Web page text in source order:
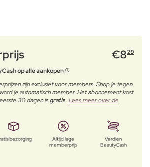
€829
op alle aankopen
zijn exclusief voor members. Shop je tegen
je automatisch member. Het abonnement kost
30 dagen isgratis. Lees meer over de
bezorging
Altijd lage
memberprijs
Verdien
BeautyCash